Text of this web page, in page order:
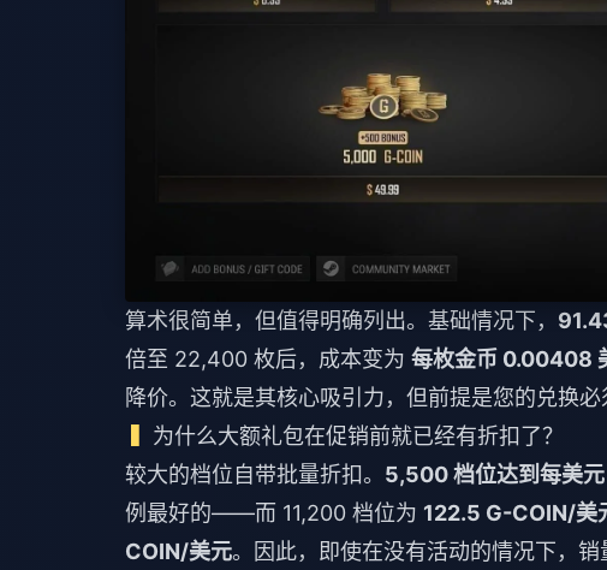
算术很简单，但值得明确列出。基础情况下，
倍至 22,400 枚后，成本变为 每枚金币 0.00408
降价。这就是其核心吸引力，但前提是您的兑换必
为什么大额礼包在促销前就已经有折扣了？
较大的档位自带批量折扣。 5,500 档位达到每美
例最好的——而 11,200 档位为 122.5 G-COIN/美
COIN/美元。因此，即使在没有活动的情况下，销